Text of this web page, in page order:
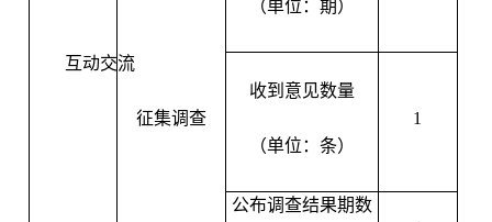
（单位：期）
互动交流
征集调查
收到意见数量
1
（单位：条）
公布调查结果期数